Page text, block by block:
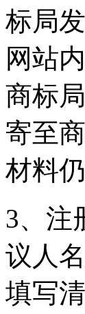
标局
网站
商标
寄至
材料
3、注
议人
填写